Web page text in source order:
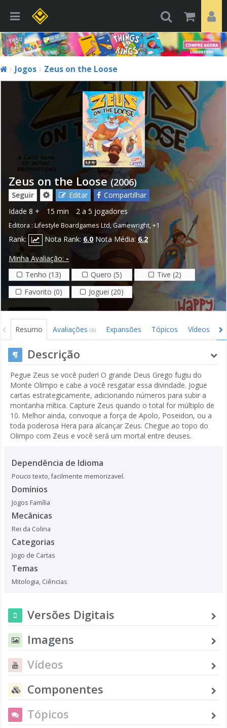
Jogos Zeus on the Loose
Zeus on the Loose (2006)
Seguir Editar
Compartilhar
Idade 8 + 15 min 2 a 5 jogadores
Editora : Lifestyle Boardgames Ltd,Gamewright,+1
Rank: Nota Rank: 6.0 Nota Média: 6.2
Minha Avaliação: -
Tenho (13)
Quero (5)
Tive (2)
Favorito (0)
Joguei (20)
Resumo Avaliações (6) Expansões Tópicos Vídeos
Descrição
Pegue Zeus se você puder! O grande Deus Grego fugiu do
Monte Olimpo e cabe a você resgatar essa divindade. Jogue
cartas estrategicamente, adicionando números para subir a
montanha mítica. Capture Zeus quando o total for múltiplo de
10. Melhor ainda, convoque a força de Apolo, Poseidon, ou a
toda poderosa Hera para alcançar Zeus. Chegue ao topo do
Olimpo com Zeus e você será um mortal entre deuses.
Dependência de Idioma
Pouco texto, facilmente memorizavel.
Domínios
Jogos Família
Mecânicas
Rei da Colina
Categorias
Jogo de Cartas
Temas
Mitologia, Ciências
Versões Digitais
Imagens
Vídeos
Componentes
Tópicos